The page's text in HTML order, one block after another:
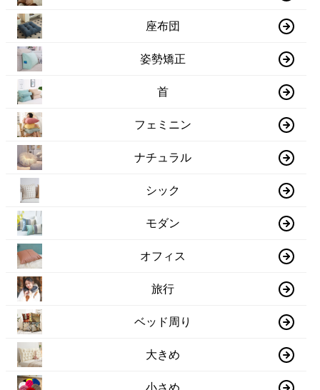
座布団
姿勢矯正
首
フェミニン
ナチュラル
シック
モダン
オフィス
旅行
ベッド周り
大きめ
小さめ